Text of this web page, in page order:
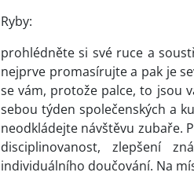
Ryby:
prohlédněte si své ruce a
nejprve promasírujte a pak je
se vám, protože palce, to jsou
sebou týden společenských a
neodkládejte návštěvu zubaře.
disciplinovanost, zlepšení
individuálního doučování. Na